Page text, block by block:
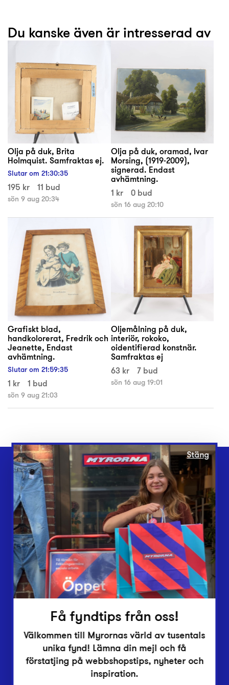
Du kanske även är intresserad av
Olja på duk, Brita
Holmquist. Samfraktas ej.
Slutar om 21:30:35
195 kr 11 bud
sön 9 aug 20:34
Olja på duk, oramad, Ivar
Morsing, (1919-2009),
signerad. Endast
avhämtning.
1 kr
0 bud
sön 16 aug 20:10
Grafiskt blad,
handkolorerat, Fredrik och
Jeanette, Endast
avhämtning.
Slutar om 21:59:35
1 kr 1 bud
sön 9 aug 21:03
Oljemålning på duk,
interiör, rokoko,
oidentifierad konstnär.
Samfraktas ej
63 kr
7 bud
sön 16 aug 19:01
Webbshop
Butiker
Lämna in
Vårt överskott
Inlämningsplatser
Om Myrorna
Lediga jobb
Pressrum
Stäng
Få fyndtips från oss!
Välkommen till Myrornas värld av tusentals
unika fynd! Lämna din mejl och få
förstatjing på webbshopstips, nyheter och
inspiration.